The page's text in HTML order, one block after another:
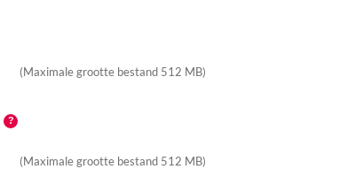
(Maximale grootte bestand 512 MB)
(Maximale grootte bestand 512 MB)